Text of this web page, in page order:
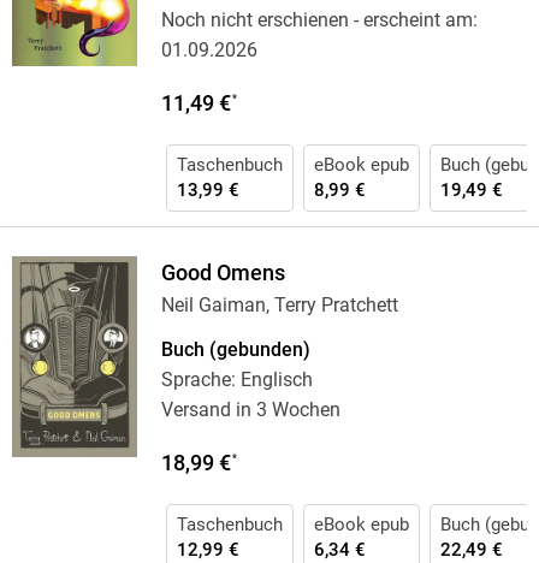
Noch nicht erschienen - erscheint am:
01.09.2026
11,49 €*
Taschenbuch
13,99 €
eBook epub
8,99 €
Buch
19,49 €
Good Omens
Neil Gaiman, Terry Pratchett
Buch (gebunden)
Sprache: Englisch
Versand in 3 Wochen
18,99 €*
Taschenbuch
12,99 €
eBook epub
6,34 €
Buch
22,49 €